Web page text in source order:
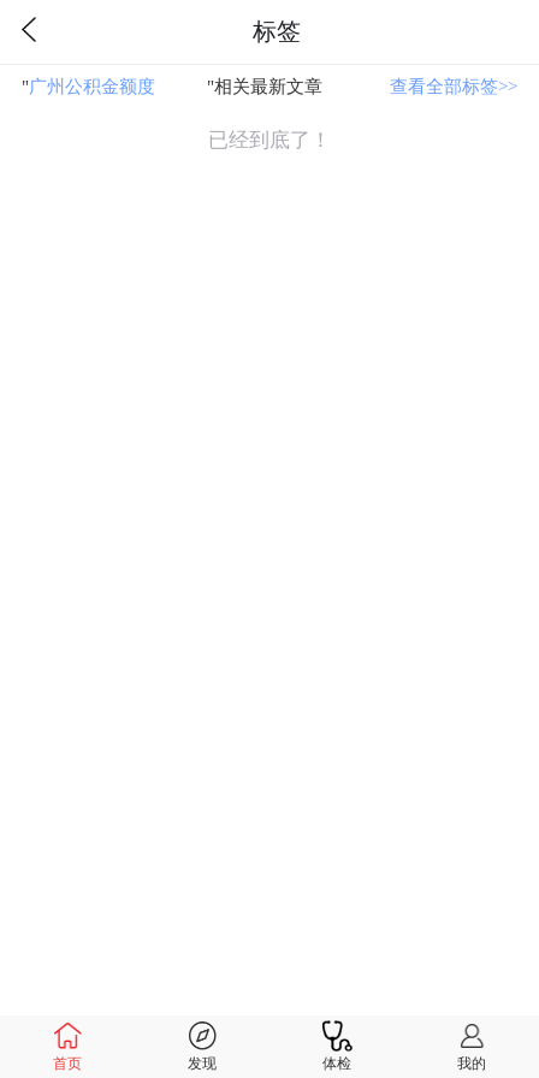
标签
"广州公积金额度 "相关最新文章 查看全部标签>>
已经到底了！
首页 发现 体检 我的